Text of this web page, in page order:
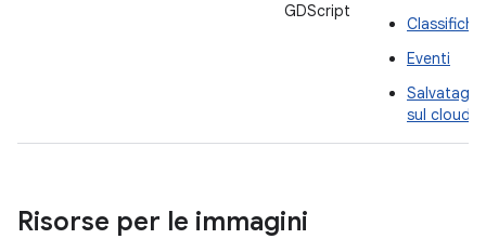
GDScript
Classifiche
Eventi
sul cloud
Risorse per le immagini